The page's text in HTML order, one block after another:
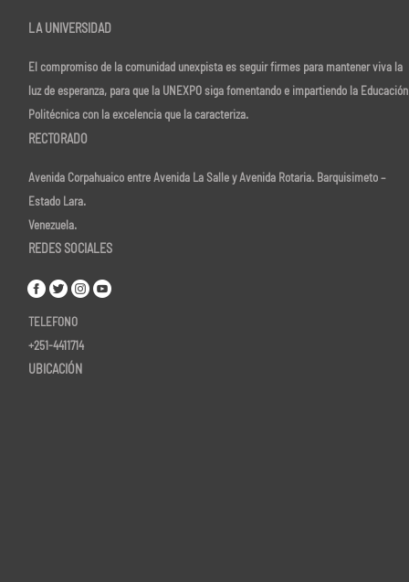
LA UNIVERSIDAD
El compromiso de la comunidad unexpista es seguir firmes para mantener viva la
luz de esperanza, para que la UNEXPO siga fomentando e impartiendo la Educación
Politécnica con la excelencia que la caracteriza.
RECTORADO
Avenida Corpahuaico entre Avenida La Salle y Avenida Rotaria. Barquisimeto –
Estado Lara.
Venezuela.
REDES SOCIALES
TELEFONO
+251-4411714
UBICACIÓN